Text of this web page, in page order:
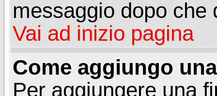
messaggio dopo che
Vai ad inizio pagina
Come aggiungo
Per aggiungere una